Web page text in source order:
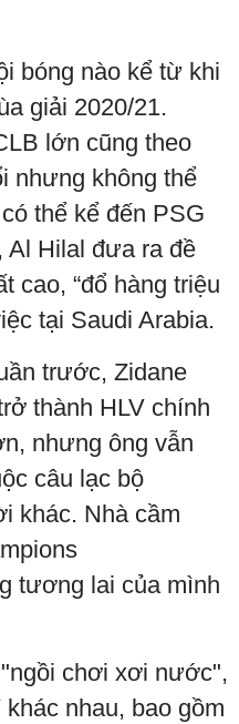
bóng nào kể từ khi
giải 2020/21.
lớn cũng theo
nhưng không thể
thể kể đến PSG
Al Hilal đưa ra đề
cao, “đổ hàng triệu
tại Saudi Arabia.
trước, Zidane
thành HLV chính
nhưng ông vẫn
câu lạc bộ
khác. Nhà cầm
tương lai của mình
chơi xơi nước",
nhau, bao gồm